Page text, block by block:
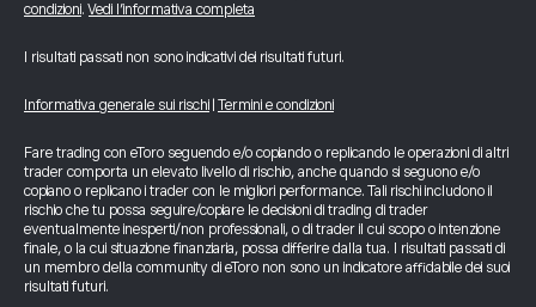
condizioni.Vedi l’informativa completa
I risultati passati non sono indicativi dei risultati futuri.
Informativa generale sui rischi Termini e condizioni
Fare trading con eToro seguendo e/o copiando o replicando le operazioni di altri
trader comporta un elevato livello di rischio, anche quando si seguono e/o
copiano o replicano i trader con le migliori performance. Tali rischi includono il
rischio che tu possa seguire/copiare le decisioni di trading di trader
eventualmente inesperti/non professionali, o di trader il cui scopo o intenzione
finale, o la cui situazione finanziaria, possa differire dalla tua. I risultati passati di
un membro della community di eToro non sono un indicatore affidabile dei suoi
risultati futuri.